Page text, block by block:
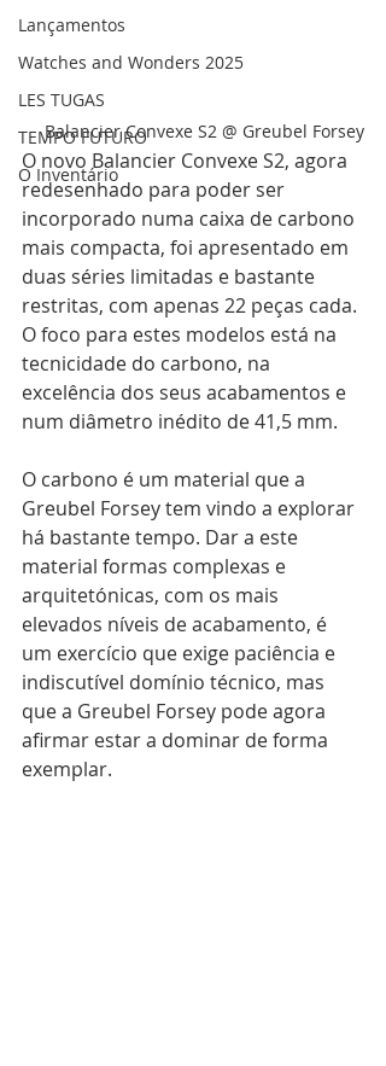
Lançamentos
Watches and Wonders 2025
LES TUGAS
TEMPO FUTURO
O Inventário
Balancier Convexe S2 @ Greubel Forsey
O novo Balancier Convexe S2, agora
redesenhado para poder ser
incorporado numa caixa de carbono
mais compacta, foi apresentado em
duas séries limitadas e bastante
restritas, com apenas 22 peças cada.
O foco para estes modelos está na
tecnicidade do carbono, na
excelência dos seus acabamentos e
num diâmetro inédito de 41,5 mm.
O carbono é um material que a
Greubel Forsey tem vindo a explorar
há bastante tempo. Dar a este
material formas complexas e
arquitetónicas, com os mais
elevados níveis de acabamento, é
um exercício que exige paciência e
indiscutível domínio técnico, mas
que a Greubel Forsey pode agora
afirmar estar a dominar de forma
exemplar.